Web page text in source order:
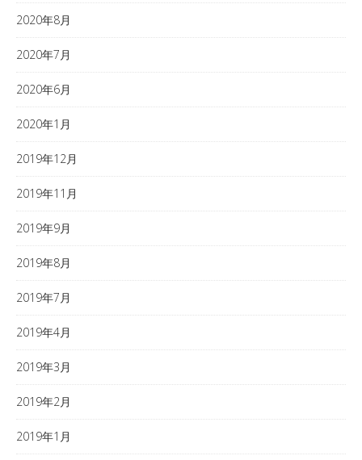
2020年8月
2020年7月
2020年6月
2020年1月
2019年12月
2019年11月
2019年9月
2019年8月
2019年7月
2019年4月
2019年3月
2019年2月
2019年1月